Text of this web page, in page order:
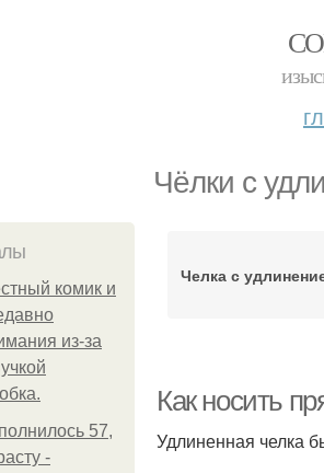
Чёлки с
комик и
из-за
57,
-
Челка с
Как носить
Удлиненная челка